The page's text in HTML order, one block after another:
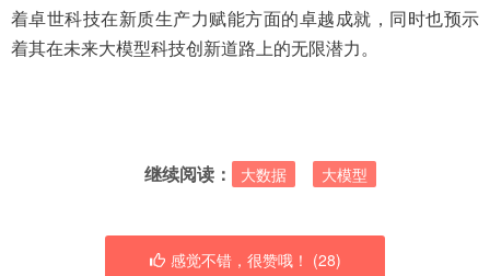
着卓世科技在新质生产力赋能方面的卓越成就，同时也预示
着其在未来大模型科技创新道路上的无限潜力。
继续阅读： 大数据 大模型
感觉不错，很赞哦！ (28)